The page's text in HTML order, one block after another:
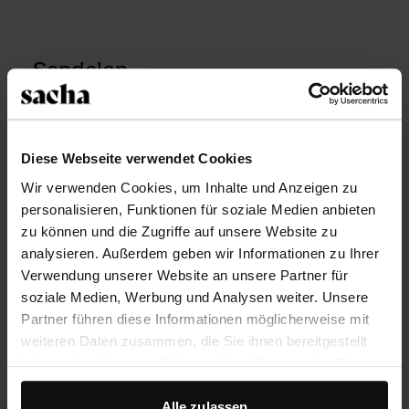
Diese Webseite verwendet Cookies
Wir verwenden Cookies, um Inhalte und Anzeigen zu
personalisieren, Funktionen für soziale Medien anbieten
zu können und die Zugriffe auf unsere Website zu
analysieren. Außerdem geben wir Informationen zu Ihrer
Verwendung unserer Website an unsere Partner für
soziale Medien, Werbung und Analysen weiter. Unsere
Partner führen diese Informationen möglicherweise mit
weiteren Daten zusammen, die Sie ihnen bereitgestellt
haben oder die sie im Rahmen Ihrer Nutzung der Dienste
gesammelt haben.
Sandalen
Sandalen
häufigsten gesichtet: dieFischersandale
kombiniert mit einer Oversized-Jeans. Neben den
Fisher Sandals sind Sandalen mit einem coolen
Design, wie zum Beispiel Schnallen, Nieten oder
silberner Hardware, die meistgekauften Sandalen
diesen Sommer.
Sandalen mit Absatzfür besondere Anlässe sind
ebenfalls heiß diskutierte Schuhe in den sozialen
Medien. Virale Farben wie Khaki-Grün, Rot und